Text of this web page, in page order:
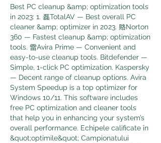
Best PC cleanup &amp; optimization tools
in 2023: 1. 磊TotalAV — Best overall PC
cleaner &amp; optimizer in 2023. 賂Norton
360 — Fastest cleanup &amp; optimization
tools. 雷Avira Prime — Convenient and
easy-to-use cleanup tools. Bitdefender —
Simple, 1-click PC optimization. Kaspersky
— Decent range of cleanup options. Avira
System Speedup is a top optimizer for
Windows 10/11. This software includes
free PC optimization and cleaner tools
that help you in enhancing your system’s
overall performance. Echipele calificate în
&quot;optimile&quot; Campionatului